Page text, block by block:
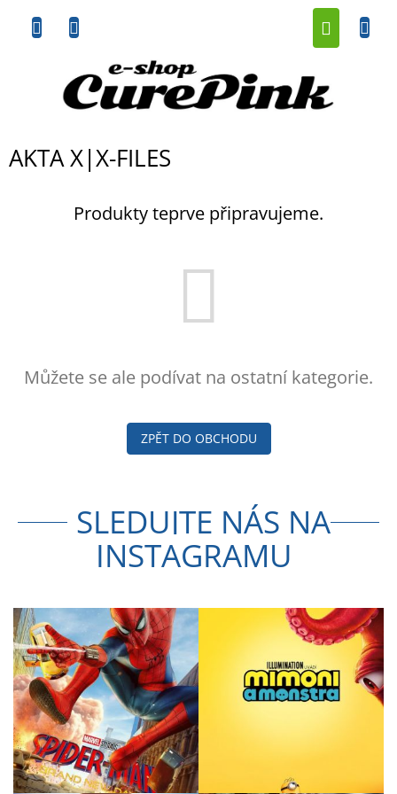
obsah
AKTA X|X-FILES
Produkty teprve připravujeme.
Můžete se ale podívat na ostatní kategorie.
ZPĚT DO OBCHODU
SLEDUJTE NÁS NA
INSTAGRAMU